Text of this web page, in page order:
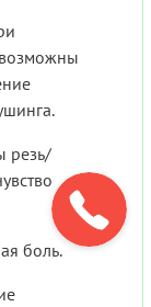
резь/
боль.